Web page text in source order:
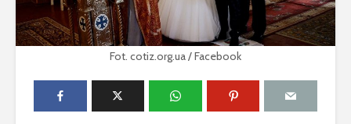
Fot. cotiz.org.ua / Facebook